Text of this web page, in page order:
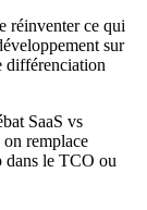
réinventer ce qui
sur
différenciation
SaaS vs
on remplace
dans le TCO ou